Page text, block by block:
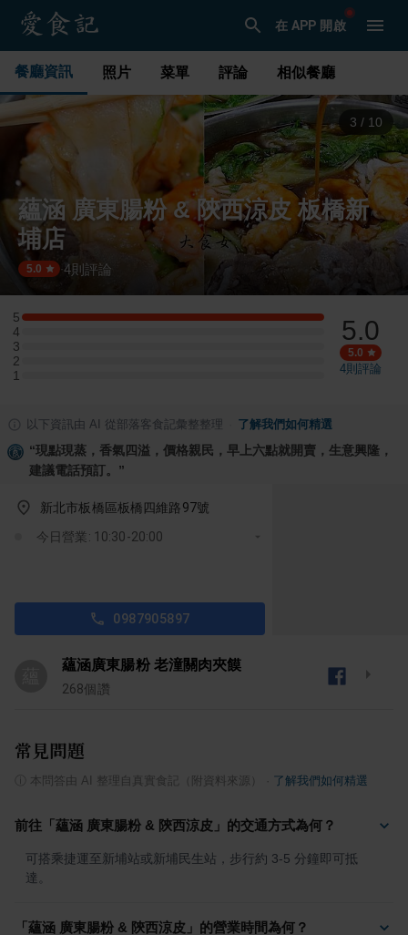
在 APP 開啟
餐廳資訊 照片 菜單 評論 相似餐廳
3 / 10
蘊涵 廣東腸粉 & 陝西涼皮 板橋新
埔店
5.0 ·4則評論
5
5 星：1 則評論
4
4 星：0 則評論
3
3 星：0 則評論
2
2 星：0 則評論
1
1 星：0 則評論
5.0
5.0
4則評論
以下資訊由 AI 從部落客食記彙整整理 了解我們如何精選
“現點現蒸，香氣四溢，價格親民，早上六點就開賣，生意興隆，
建議電話預訂。 ”
新北市板橋區板橋四維路97號
今日營業: 10:30-20:00
0987905897
蘊涵廣東腸粉 老潼關肉夾饃
268個讚
常見問題
本問答由 AI 整理自真實食記（附資料來源） 了解我們如何精選
前往「蘊涵 廣東腸粉 & 陝西涼皮」的交通方式為何？
可搭乘捷運至新埔站或新埔民生站，步行約 3-5 分鐘即可抵
達。
「蘊涵 廣東腸粉 & 陝西涼皮」的營業時間為何？